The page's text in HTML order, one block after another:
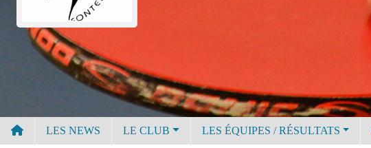
LES NEWS LE CLUB LES ÉQUIPES / RÉSULTATS